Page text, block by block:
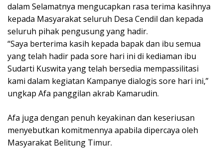
dalam Selamatnya mengucapkan rasa terima kasihnya
kepada Masyarakat seluruh Desa Cendil dan kepada
seluruh pihak pengusung yang hadir.
“Saya berterima kasih kepada bapak dan ibu semua
yang telah hadir pada sore hari ini di kediaman ibu
Sudarti Kuswita yang telah bersedia mempassilitasi
kami dalam kegiatan Kampanye dialogis sore hari ini,”
ungkap Afa panggilan akrab Kamarudin.
Afa juga dengan penuh keyakinan dan keseriusan
menyebutkan komitmennya apabila dipercaya oleh
Masyarakat Belitung Timur.